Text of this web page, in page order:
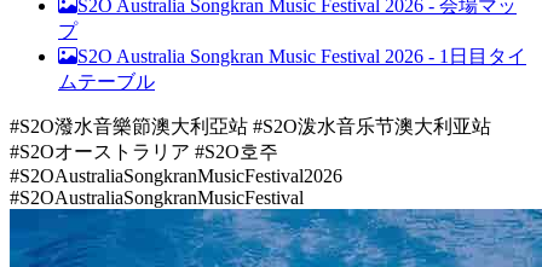
S2O Australia Songkran Music Festival 2026 - 会場マッ
プ
S2O Australia Songkran Music Festival 2026 - 1日目タイ
ムテーブル
#S2O潑水音樂節澳大利亞站 #S2O泼水音乐节澳大利亚站
#S2Oオーストラリア #S2O호주
#S2OAustraliaSongkranMusicFestival2026
#S2OAustraliaSongkranMusicFestival